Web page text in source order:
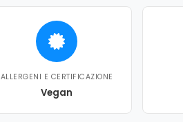
ALLERGENI E CERTIFICAZIONE
Vegan